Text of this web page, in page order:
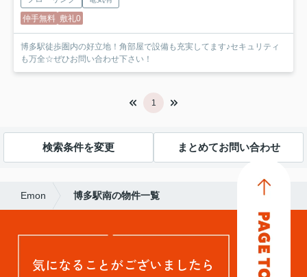
仲手無料 敷礼0
博多駅徒歩圏内の好立地！角部屋で設備も充実してます♪セキュリティ
も万全☆ぜひお問い合わせ下さい！
1
検索条件を変更 まとめてお問い合わせ
Emon 博多駅南の物件一覧
気になることがございましたら